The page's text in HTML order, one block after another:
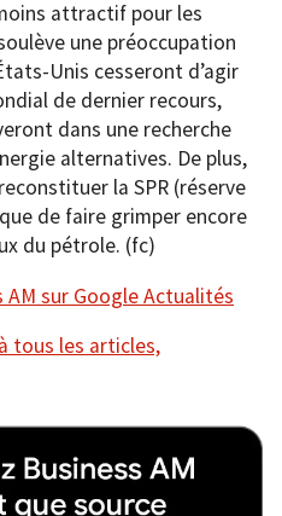
attractif pour les
une préoccupation
Unis cesseront d’agir
de dernier recours,
dans une recherche
alternatives. De plus,
la SPR (réserve
de faire grimper encore
du pétrole. (fc)
sur Google Actualités
tous les articles,